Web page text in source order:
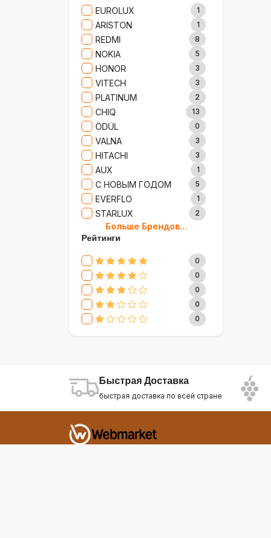
Сад И Дача 52
Аксессуары 61
Игрушки 15
Одежда 5
Сумки И Рюкзаки 27
Ремонт 13
Продукты 35
Детские Товары 72
Бытовая Химия 91
Хобби 40
EUROLUX 1
ARISTON 1
REDMI 8
NOKIA 5
HONOR 3
VITECH 3
PLATINUM 2
CHIQ 13
ÖDÜL 0
VALNA 3
HITACHI 3
AUX 1
С НОВЫМ ГОДОМ 5
EVERFLO 1
STARLUX 2
BOSCH
MARY KAY
TRICHUP 20
CLIVE & KEIRA 17
SEVAVEREK 6
DSP 0
SUPER CREST 4
2
APPLE
AOTE 7
ELEMENT
INTEX 0
Больше Брендов...
Рейтинги
0
0
0
0
0
Быстрая Доставка
быстрая доставка по всей стране